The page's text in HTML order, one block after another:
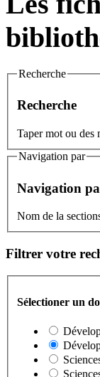
Recherche
Recherche
Taper mot ou des
Navigation par
Navigation
Nom de la
Filtrer votre
Sélectioner un